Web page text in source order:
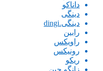
داناکو
دینگی
دینگی.dingi
رابین
راویکس
رونیکس
ریکو
زانگو چین